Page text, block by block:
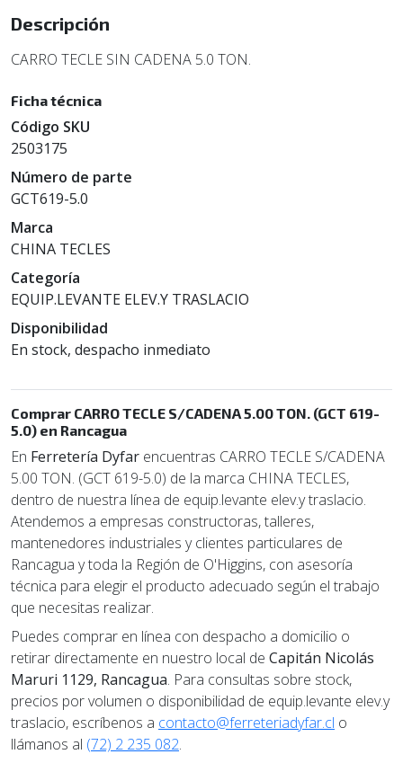
Descripción
CARRO TECLE SIN CADENA 5.0 TON.
Ficha técnica
Código SKU
2503175
Número de parte
GCT619-5.0
Marca
CHINA TECLES
Categoría
EQUIP.LEVANTE ELEV.Y TRASLACIO
Disponibilidad
En stock, despacho inmediato
Comprar CARRO TECLE S/CADENA 5.00 TON. (GCT 619-
5.0) en Rancagua
En Ferretería Dyfar encuentras CARRO TECLE S/CADENA
5.00 TON. (GCT 619-5.0) de la marca CHINA TECLES,
dentro de nuestra línea de equip.levante elev.y traslacio.
Atendemos a empresas constructoras, talleres,
mantenedores industriales y clientes particulares de
Rancagua y toda la Región de O'Higgins, con asesoría
técnica para elegir el producto adecuado según el trabajo
que necesitas realizar.
Puedes comprar en línea con despacho a domicilio o
retirar directamente en nuestro local de Capitán Nicolás
Maruri 1129, Rancagua. Para consultas sobre stock,
precios por volumen o disponibilidad de equip.levante elev.y
traslacio, escríbenos a contacto@ferreteriadyfar.cl o
llámanos al (72) 2 235 082.